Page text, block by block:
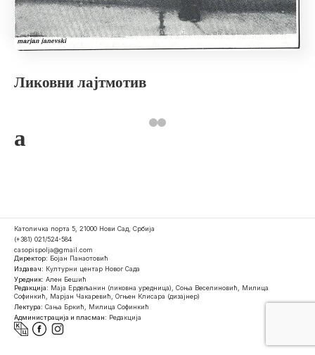
Ликовни лајтмотив
a
Католичка порта 5, 21000 Нови Сад, Србија
(+381) 021/524-584
casopispolja@gmail.com
Директор: Бојан Панаотовић
Издавач: Културни центар Новог Сада
Уредник: Ален Бешић
Редакција: Маја Ердељанин (ликовна уредница), Соња Веселиновић, Милица
Софинкић, Марјан Чакаревић, Огњен Клисара (дизајнер)
Лектура: Сања Бркић, Милица Софинкић
Администрација и пласман: Редакција